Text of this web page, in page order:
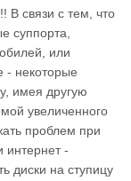
В связи с тем, что
суппорта,
или
- некоторые
имея другую
увеличенного
проблем при
интернет -
диски на ступицу